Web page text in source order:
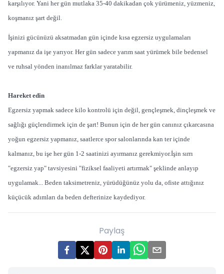
karşılıyor. Yani her gün mutlaka 35-40 dakikadan çok yürümeniz, yüzmeniz,
koşmanız şart değil.
İşinizi gücünüzü aksatmadan gün içinde kısa egzersiz uygulamaları
yapmanız da işe yarıyor. Her gün sadece yarım saat yürümek bile bedensel
ve ruhsal yönden inanılmaz farklar yaratabilir.
Hareket edin
Egzersiz yapmak sadece kilo kontrolü için değil, gençleşmek, dinçleşmek ve
sağlığı güçlendirmek için de şart! Bunun için de her gün canınız çıkarcasına
yoğun egzersiz yapmanız, saatlerce spor salonlarında kan ter içinde
kalmanız, bu işe her gün 1-2 saatinizi ayırmanız gerekmiyor.İşin sırrı
"egzersiz yap" tavsiyesini "fiziksel faaliyeti artırmak" şeklinde anlayıp
uygulamak... Beden taksimetreniz, yürüdüğünüz yolu da, ofiste attığınız
küçücük adımları da beden defterinize kaydediyor.
Paylaş